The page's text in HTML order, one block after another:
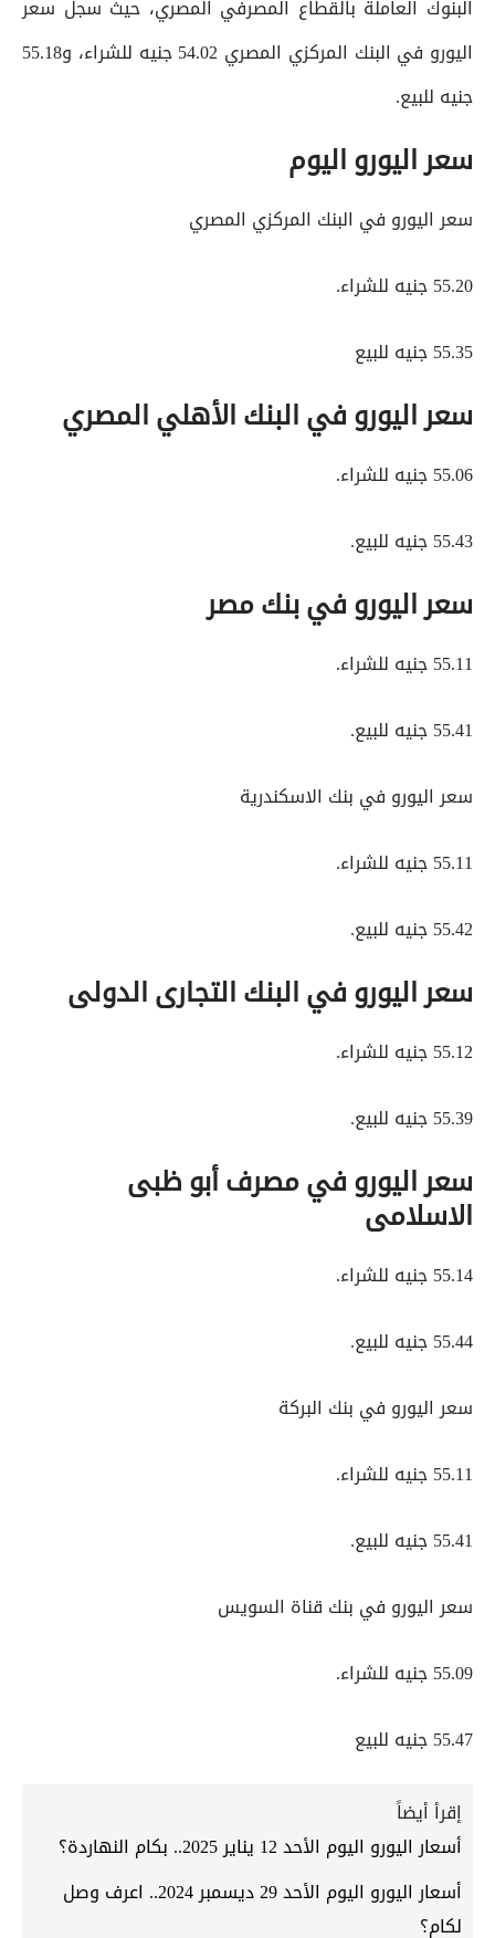
البنوك العاملة بالقطاع المصرفي المصري، حيث سجل سعر
اليورو في البنك المركزي المصري 54.02 جنيه للشراء، و55.18
جنيه للبيع.
سعر اليورو اليوم
سعر اليورو في البنك المركزي المصري
55.20 جنيه للشراء.
55.35 جنيه للبيع
سعر اليورو في البنك الأهلي المصري
55.06 جنيه للشراء.
55.43 جنيه للبيع.
سعر اليورو في بنك مصر
55.11 جنيه للشراء.
55.41 جنيه للبيع.
سعر اليورو في بنك الاسكندرية
55.11 جنيه للشراء.
55.42 جنيه للبيع.
سعر اليورو في البنك التجارى الدولى
55.12 جنيه للشراء.
55.39 جنيه للبيع.
سعر اليورو في مصرف أبو ظبى
الاسلامى
55.14 جنيه للشراء.
55.44 جنيه للبيع.
سعر اليورو في بنك البركة
55.11 جنيه للشراء.
55.41 جنيه للبيع.
سعر اليورو في بنك قناة السويس
55.09 جنيه للشراء.
55.47 جنيه للبيع
إقرأ أيضاً
أسعار اليورو اليوم الأحد 12 يناير 2025.. بكام النهاردة؟
أسعار اليورو اليوم الأحد 29 ديسمبر 2024.. اعرف وصل
لكام؟